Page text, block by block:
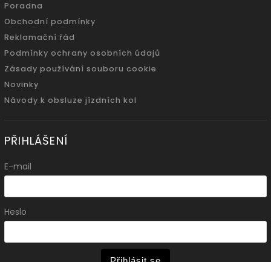
Poradna
Obchodní podmínky
Reklamační řád
Podmínky ochrany osobních údajů
Zásady používání souboru cookie
Novinky
Návody k obsluze jízdních kol
PŘIHLÁŠENÍ
E-mail
Heslo